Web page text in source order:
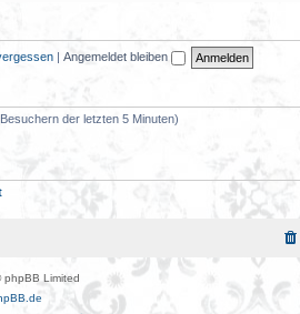
| Angemeldet bleiben
der letzten 5 Minuten)
Limited